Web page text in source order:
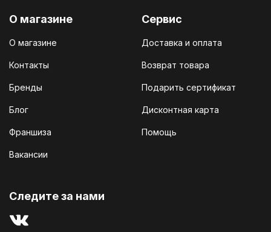
О магазине
О магазине
Контакты
Бренды
Блог
Франшиза
Вакансии
Сервис
Доставка и оплата
Возврат товара
Подарить сертификат
Дисконтная карта
Помощь
Cледите за нами